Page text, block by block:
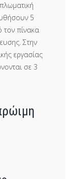
5
τον πίνακα
Στην
εργασίας
σε 3